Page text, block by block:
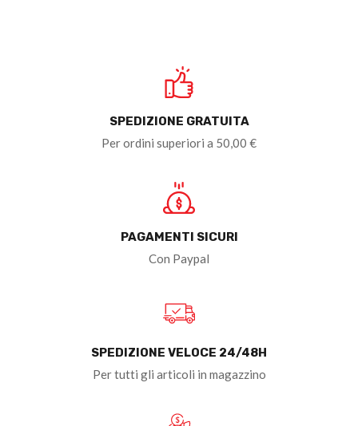
SPEDIZIONE GRATUITA
Per ordini superiori a 50,00 €
PAGAMENTI SICURI
Con Paypal
SPEDIZIONE VELOCE 24/48H
Per tutti gli articoli in magazzino